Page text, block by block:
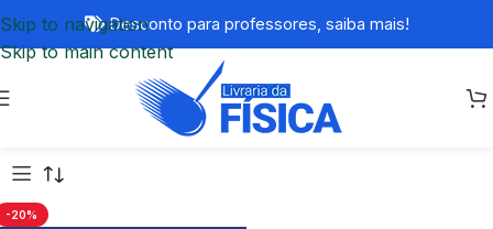
Skip to navigation
Skip to main content
Desconto para professores, saiba mais!
-20%